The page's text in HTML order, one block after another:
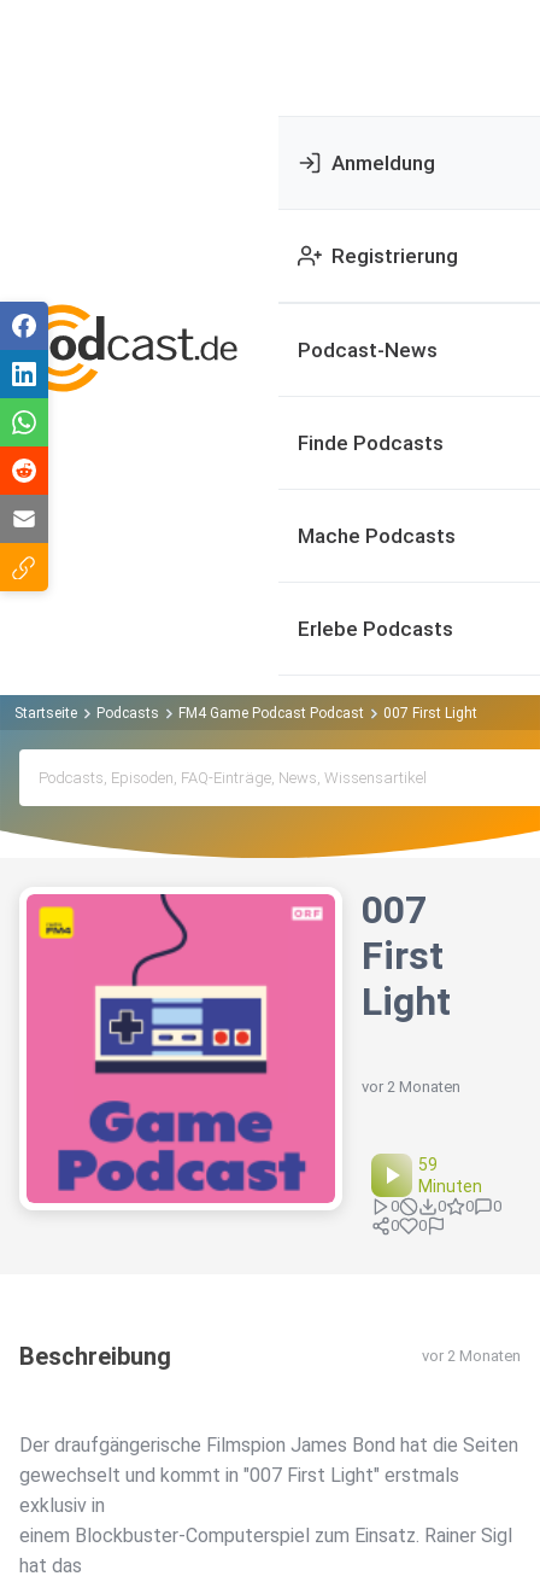
Anmeldung
Registrierung
Podcast-News
Finde Podcasts
Mache Podcasts
Erlebe Podcasts
Startseite Podcasts FM4 Game Podcast Podcast 007 First Light
007
First
Light
vor 2 Monaten
59
Minuten
0 0 0
0
0
0
Beschreibung vor 2 Monaten
Der draufgängerische Filmspion James Bond hat die Seiten
gewechselt und kommt in "007 First Light" erstmals
exklusiv in
einem Blockbuster-Computerspiel zum Einsatz. Rainer Sigl
hat das